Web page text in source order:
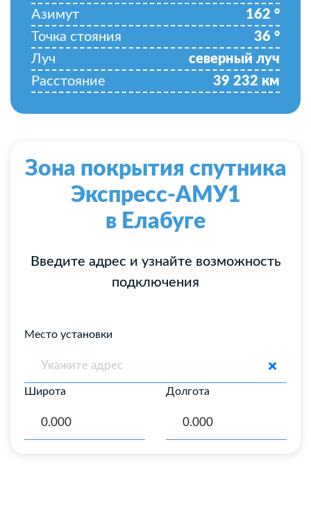
Азимут
162 °
Точка стояния
36 °
Луч
северный луч
Расстояние
39 232 км
Зона покрытия спутника
Экспресс-АМУ1
в Елабуге
Введите адрес и узнайте возможность
подключения
Место установки
Широта Долгота